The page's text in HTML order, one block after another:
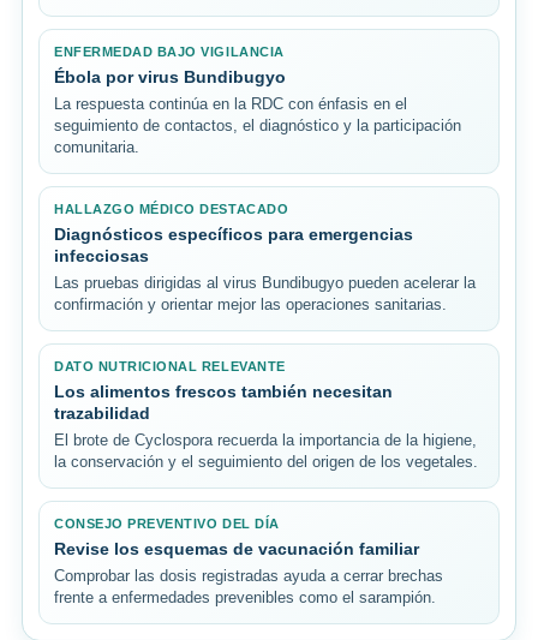
ENFERMEDAD BAJO VIGILANCIA
Ébola por virus Bundibugyo
La respuesta continúa en la RDC con énfasis en el
seguimiento de contactos, el diagnóstico y la participación
comunitaria.
HALLAZGO MÉDICO DESTACADO
Diagnósticos específicos para emergencias
infecciosas
Las pruebas dirigidas al virus Bundibugyo pueden acelerar la
confirmación y orientar mejor las operaciones sanitarias.
DATO NUTRICIONAL RELEVANTE
Los alimentos frescos también necesitan
trazabilidad
El brote de Cyclospora recuerda la importancia de la higiene,
la conservación y el seguimiento del origen de los vegetales.
CONSEJO PREVENTIVO DEL DÍA
Revise los esquemas de vacunación familiar
Comprobar las dosis registradas ayuda a cerrar brechas
frente a enfermedades prevenibles como el sarampión.